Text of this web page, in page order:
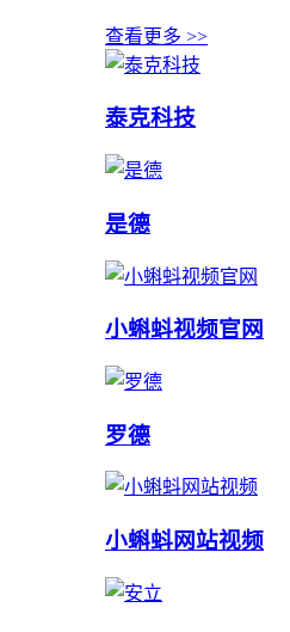
查看更多 >>
泰克科技
是德
小蝌蚪视频官网
罗德
小蝌蚪网站视频